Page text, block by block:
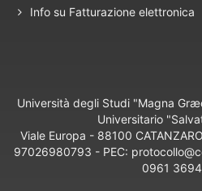
Info su Fatturazione elettronica
Università degli Studi "Magna
Universitario
Viale Europa - 88100
97026980793 - PEC:
0961